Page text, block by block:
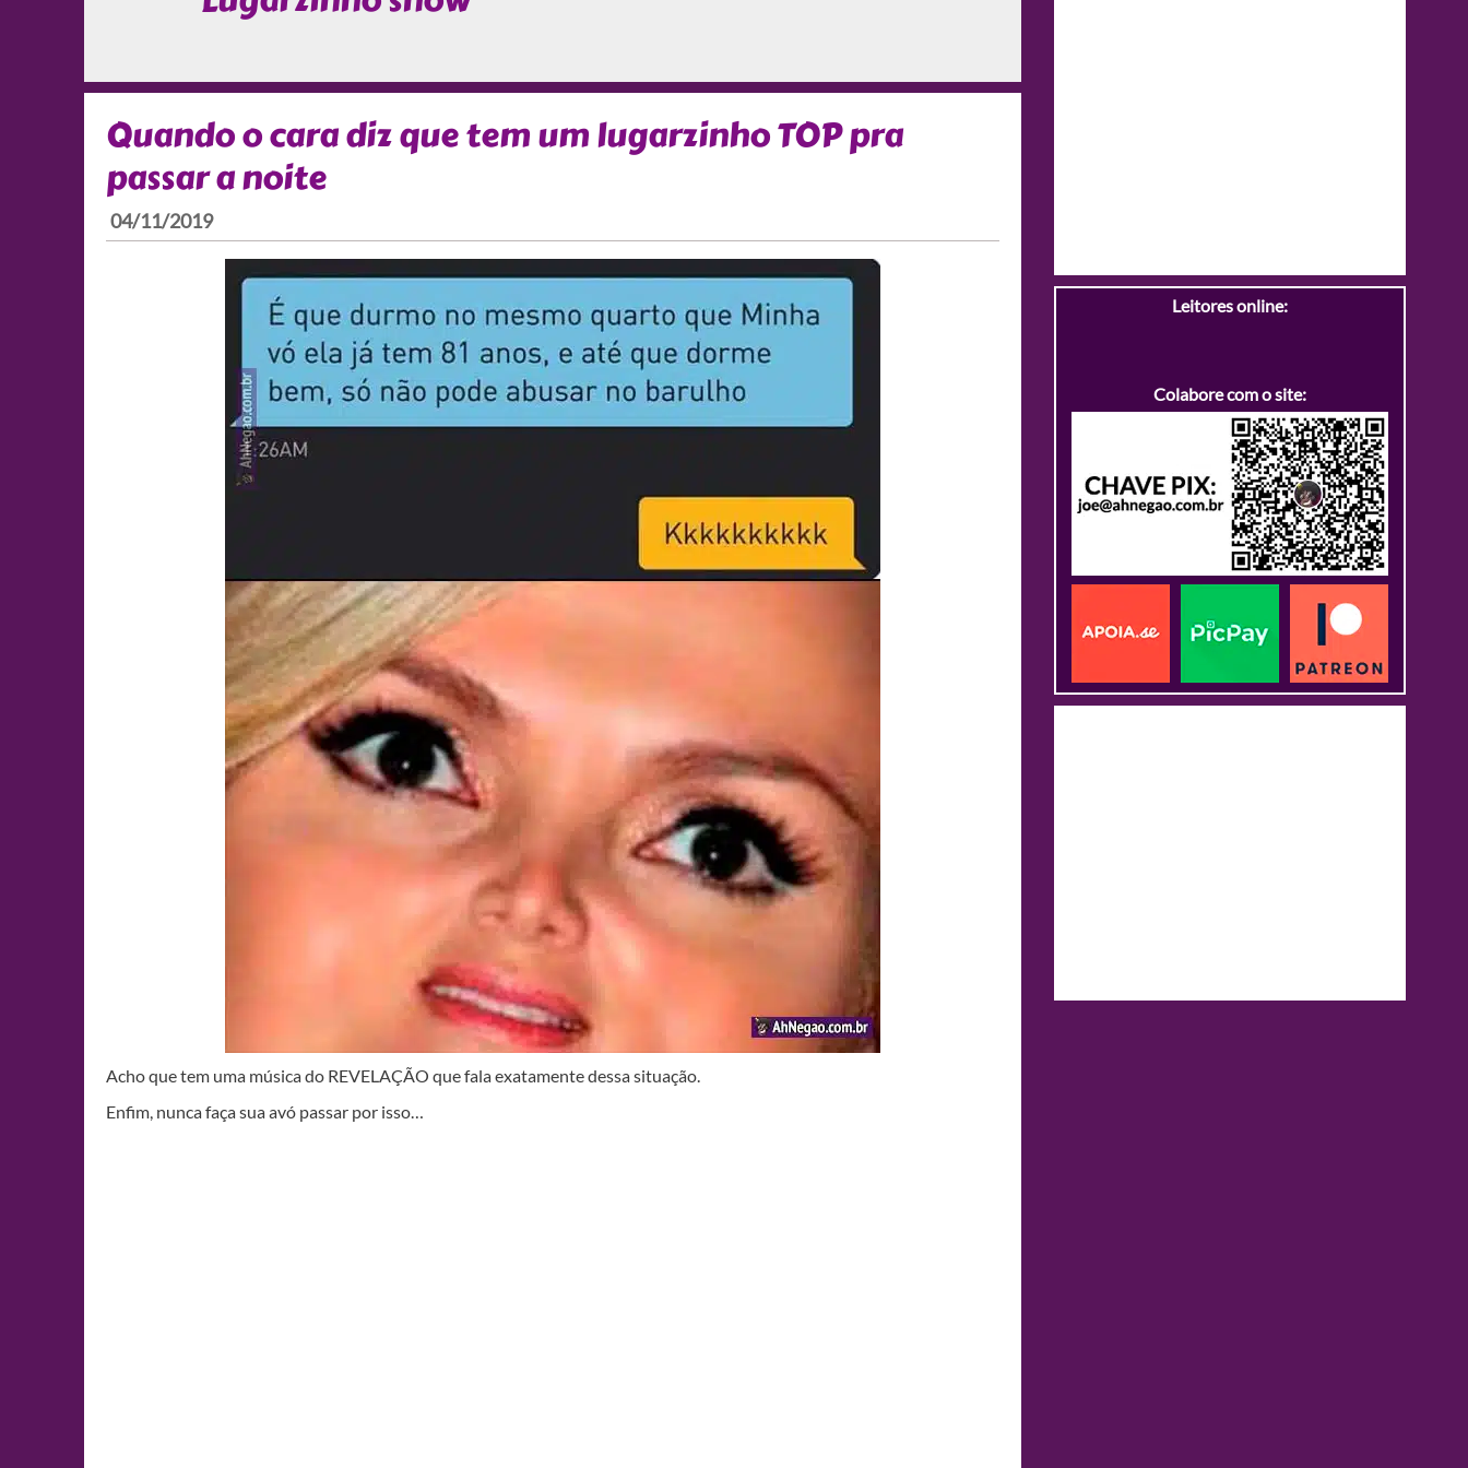
Quando o cara diz que tem um lugarzinho TOP pra
passar a noite
04/11/2019
Acho que tem uma música do REVELAÇÃO que fala exatamente dessa situação.
Enfim, nunca faça sua avó passar por isso…
Leitores online:
Colabore com o site: